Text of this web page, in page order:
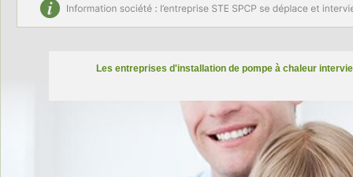
Les entreprises d'installation de pompe à chaleur